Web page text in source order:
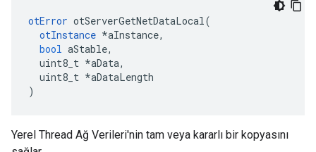
otError otServerGetNetDataLocal(
otInstance *aInstance,
bool aStable,
uint8_t *aData,
uint8_t *aDataLength
)
Yerel Thread Ağ Verileri'nin tam veya kararlı bir kopyasını